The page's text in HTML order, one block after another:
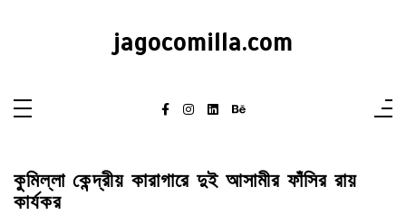
jagocomilla.com
কুমিল্লা কেন্দ্রীয় কারাগারে দুই আসামীর ফাঁসির রায়
কার্যকর